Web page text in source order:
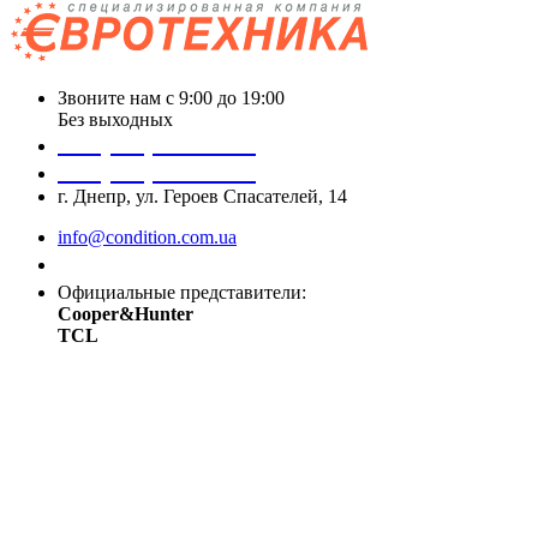
Звоните нам с 9:00 до 19:00
Без выходных
г. Днепр, ул. Героев Спасателей, 14
info@condition.com.ua
Официальные представители:
Cooper&Hunter
TCL